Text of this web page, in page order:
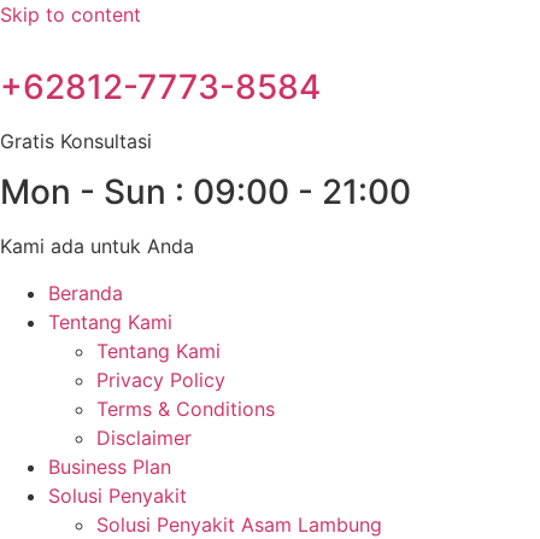
Skip to content
+62812-7773-8584
Gratis Konsultasi
Mon - Sun : 09:00 - 21:00
Kami ada untuk Anda
Beranda
Tentang Kami
Tentang Kami
Privacy Policy
Terms & Conditions
Disclaimer
Business Plan
Solusi Penyakit
Solusi Penyakit Asam Lambung